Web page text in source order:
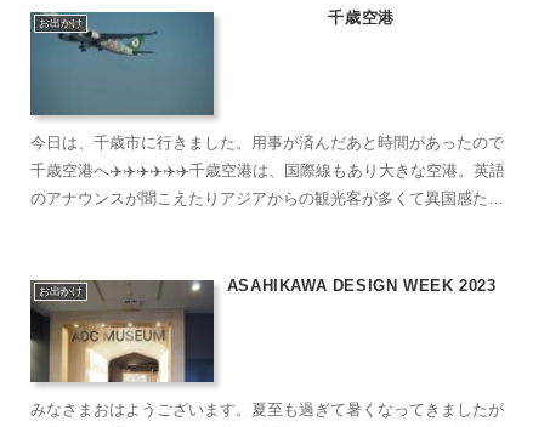
お出かけ 千歳空港
今日は、千歳市に行きました。用事が済んだあと時間があったので
千歳空港へ✈️✈️✈️✈️✈️✈️千歳空港は、国際線もあり大きな空港。英語
のアナウンスが聞こえたりアジアからの観光客が多くて異国感たっ
お出かけ ASAHIKAWA DESIGN WEEK 2023
みなさまおはようございます。夏至も過ぎて暑くなってきましたが